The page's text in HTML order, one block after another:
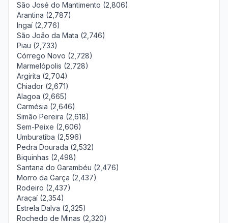
São José do Mantimento (2,806)
Arantina (2,787)
Ingaí (2,776)
São João da Mata (2,746)
Piau (2,733)
Córrego Novo (2,728)
Marmelópolis (2,728)
Argirita (2,704)
Chiador (2,671)
Alagoa (2,665)
Carmésia (2,646)
Simão Pereira (2,618)
Sem-Peixe (2,606)
Umburatiba (2,596)
Pedra Dourada (2,532)
Biquinhas (2,498)
Santana do Garambéu (2,476)
Morro da Garça (2,437)
Rodeiro (2,437)
Araçaí (2,354)
Estrela Dalva (2,325)
Rochedo de Minas (2,320)